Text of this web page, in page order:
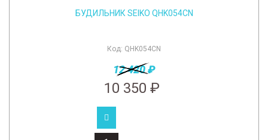
БУДИЛЬНИК SEIKO QHK054СN
Код: QHK054СN
12 420 ₽
10 350 ₽